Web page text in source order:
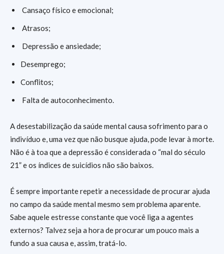
Cansaço físico e emocional;
Atrasos;
Depressão e ansiedade;
Desemprego;
Conflitos;
Falta de autoconhecimento.
A desestabilização da saúde mental causa sofrimento para o
indivíduo e, uma vez que não busque ajuda, pode levar à morte.
Não é à toa que a depressão é considerada o “mal do século
21” e os índices de suicídios não são baixos.
É sempre importante repetir a necessidade de procurar ajuda
no campo da saúde mental mesmo sem problema aparente.
Sabe aquele estresse constante que você liga a agentes
externos? Talvez seja a hora de procurar um pouco mais a
fundo a sua causa e, assim, tratá-lo.